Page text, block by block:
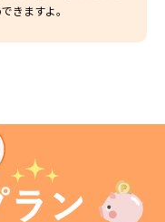
きますよ。